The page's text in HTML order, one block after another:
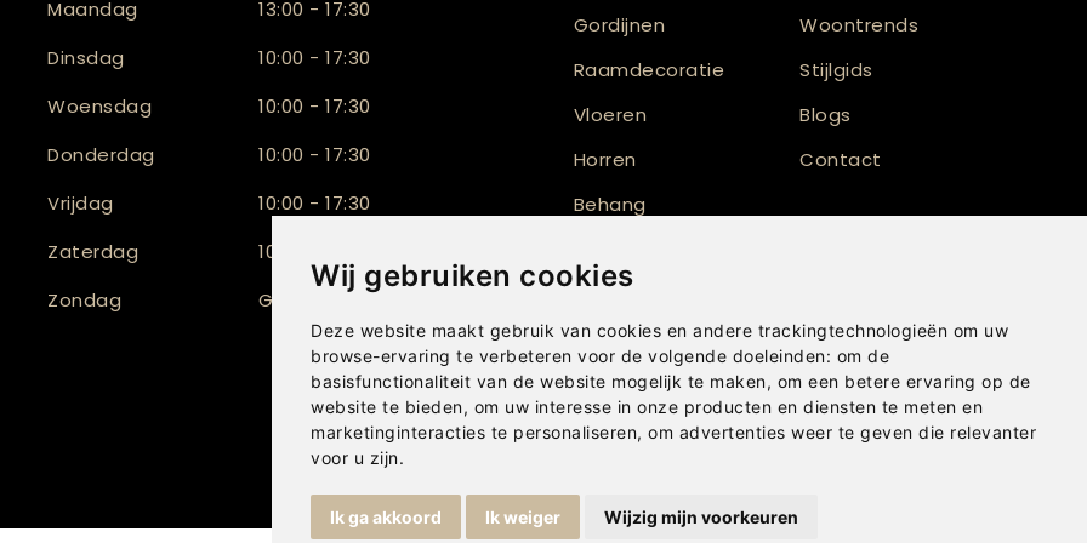
Wij gebruiken cookies
Deze website maakt gebruik van cookies en andere trackingtechnologieën om uw
browse-ervaring te verbeteren voor de volgende doeleinden: om de
basisfunctionaliteit van de website mogelijk te maken, om een betere ervaring op de
website te bieden, om uw interesse in onze producten en diensten te meten en
marketinginteracties te personaliseren, om advertenties weer te geven die relevanter
voor u zijn.
Ik ga akkoord Ik weiger Wijzig mijn voorkeuren
Maandag
13:00 - 17:30
Dinsdag
10:00 - 17:30
Woensdag
10:00 - 17:30
Donderdag
10:00 - 17:30
Vrijdag
10:00 - 17:30
Zaterdag
10:00 - 17:00
Zondag
Gesloten
Gordijnen
Raamdecoratie
Vloeren
Horren
Behang
Shutters
Woontrends
Stijlgids
Blogs
Contact